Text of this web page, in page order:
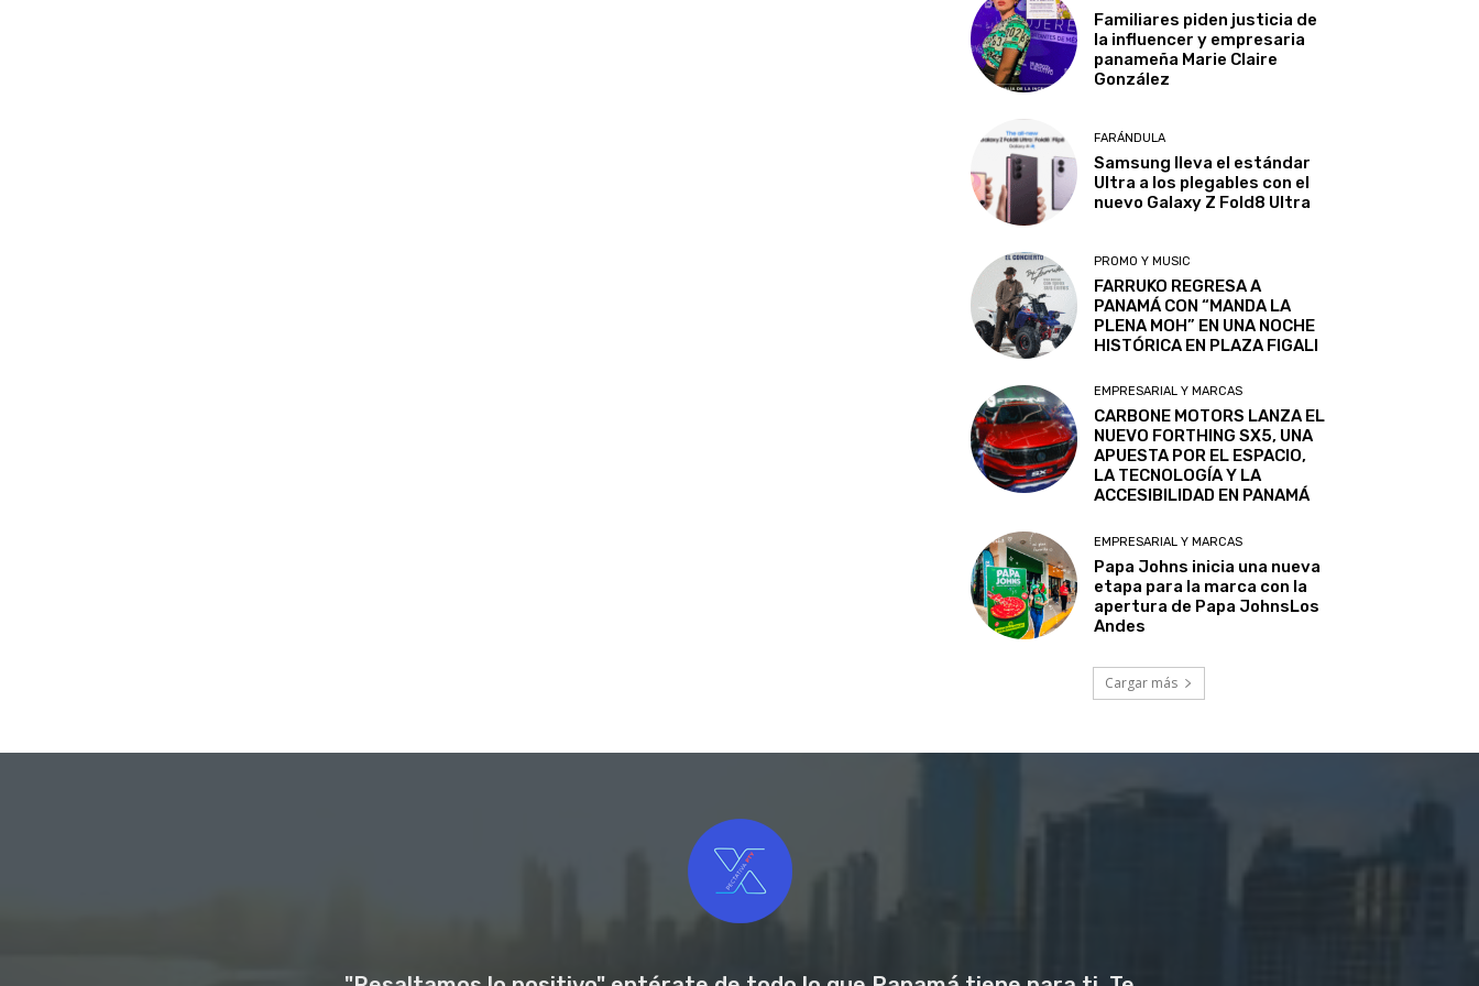
Familiares piden justicia de
la influencer y empresaria
panameña Marie Claire
González
FARÁNDULA
Samsung lleva el estándar
Ultra a los plegables con el
nuevo Galaxy Z Fold8 Ultra
PROMO Y MUSIC
FARRUKO REGRESA A
PANAMÁ CON “MANDA LA
PLENA MOH” EN UNA NOCHE
HISTÓRICA EN PLAZA FIGALI
EMPRESARIAL Y MARCAS
CARBONE MOTORS LANZA EL
NUEVO FORTHING SX5, UNA
APUESTA POR EL ESPACIO,
LA TECNOLOGÍA Y LA
ACCESIBILIDAD EN PANAMÁ
EMPRESARIAL Y MARCAS
Papa Johns inicia una nueva
etapa para la marca con la
apertura de Papa JohnsLos
Andes
Cargar más